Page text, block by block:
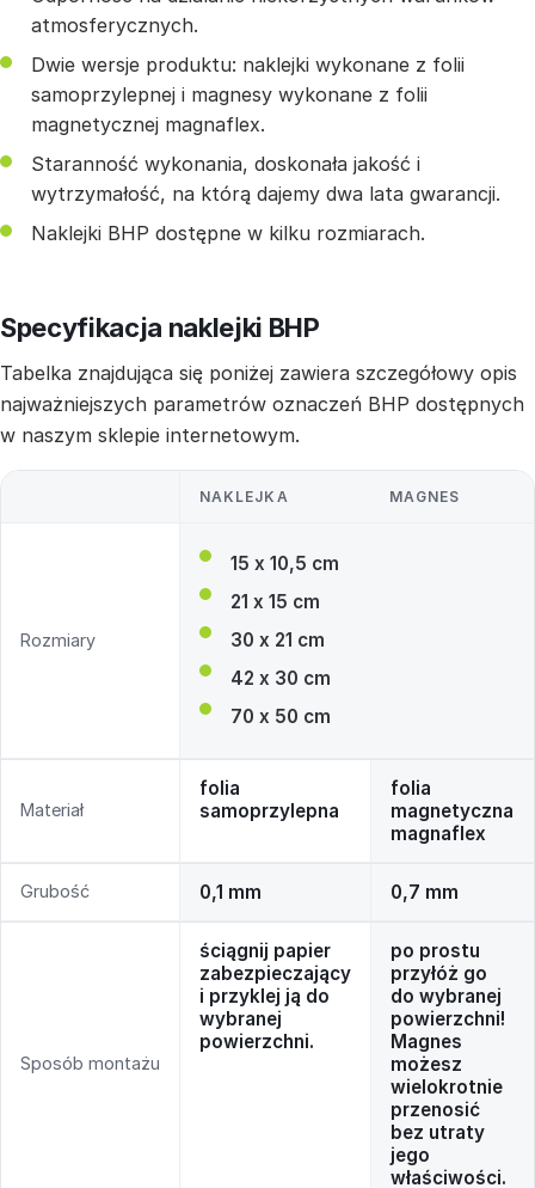
atmosferycznych.
Dwie wersje produktu: naklejki wykonane z folii
samoprzylepnej i magnesy wykonane z folii
magnetycznej magnaflex.
Staranność wykonania, doskonała jakość i
wytrzymałość, na którą dajemy dwa lata gwarancji.
Naklejki BHP dostępne w kilku rozmiarach.
Specyfikacja naklejki BHP
Tabelka znajdująca się poniżej zawiera szczegółowy opis
najważniejszych parametrów oznaczeń BHP dostępnych
w naszym sklepie internetowym.
NAKLEJKA MAGNES
Rozmiary
15 x 10,5 cm
21 x 15 cm
30 x 21 cm
42 x 30 cm
70 x 50 cm
Materiał
folia
samoprzylepna
folia
magnetyczna
magnaflex
Grubość 0,1 mm 0,7 mm
Sposób montażu
ściągnij papier
zabezpieczający
i przyklej ją do
wybranej
powierzchni.
po prostu
przyłóż go
do wybranej
powierzchni!
Magnes
możesz
wielokrotnie
przenosić
bez utraty
jego
właściwości.